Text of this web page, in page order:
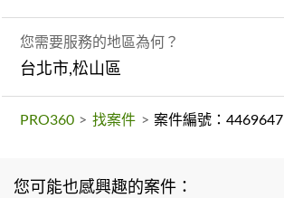
您需要服務的地區為何？
台北市,松山區
PRO360 > 找案件 > 案件編號：4469647
您可能也感興趣的案件：